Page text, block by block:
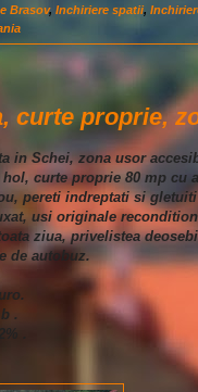
Brasov, Inchiriere spatii,
curte proprie,
in Schei, zona usor
curte proprie 80 mp
pereti indreptati si
usi originale
ziua, privelistea
de autobuz.
.
.